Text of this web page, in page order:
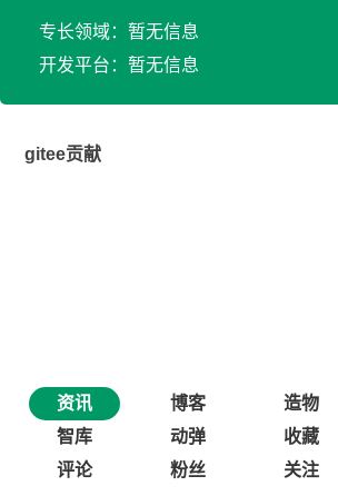
专长领域：暂无信息
开发平台：暂无信息
gitee贡献
资讯 博客
造物
智库
动弹
收藏
评论
粉丝 关注